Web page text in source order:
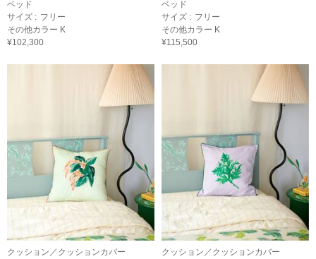
ベッド
サイズ : フリー
その他カラー K
¥102,300
ベッド
サイズ : フリー
その他カラー K
¥115,500
クッション／クッションカバー
クッション／クッションカバー